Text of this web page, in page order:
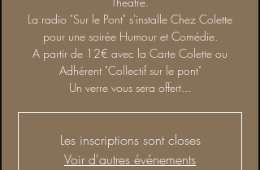
La radio "Sur le Pont" s'installe Chez Colette
pour une soirée Humour et Comédie.
A partir de 12€ avec la Carte Colette ou
Adhérent "Collectif sur le pont"
Un verre vous sera offert...
Les inscriptions sont closes
Voir d'autres événements